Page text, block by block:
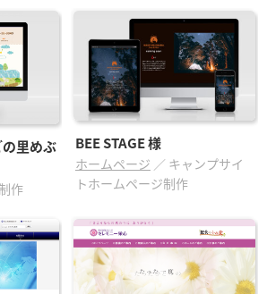
里めぶ
作
BEE STAGE様
ホームページ ／ キャンプサイ
トホームページ制作